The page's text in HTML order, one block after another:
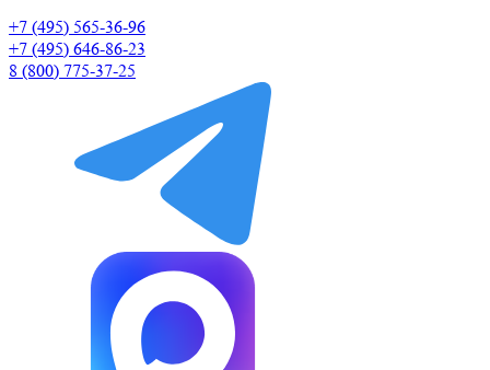
+7 (495) 565-36-96
+7 (495) 646-86-23
8 (800) 775-37-25